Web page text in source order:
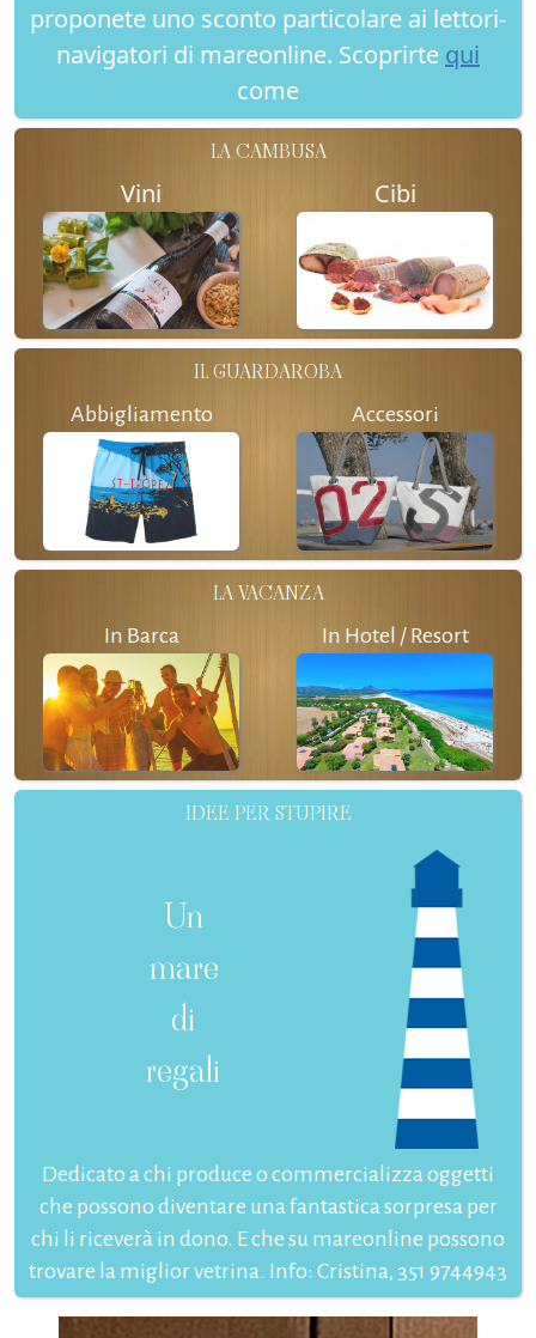
proponete uno sconto particolare ai lettori-
navigatori di mareonline. Scoprirte qui
come
LA CAMBUSA
Vini Cibi
IL GUARDAROBA
Abbigliamento Accessori
LA VACANZA
In Barca In Hotel / Resort
IDEE PER STUPIRE
Un
mare
di
regali
Dedicato a chi produce o commercializza oggetti
che possono diventare una fantastica sorpresa per
chi li riceverà in dono. E che su mareonline possono
trovare la miglior vetrina. Info: Cristina, 351 9744943